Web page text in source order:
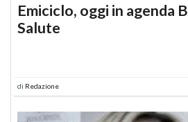
Emiciclo, oggi in agenda
Salute
di Redazione